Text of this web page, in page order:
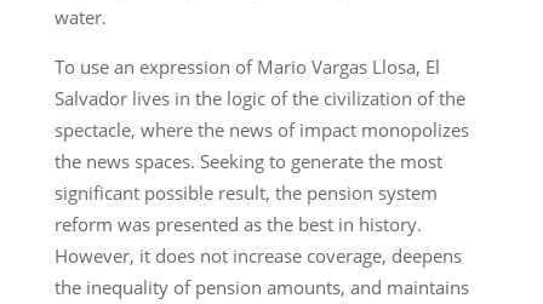
water.
To use an expression of Mario Vargas Llosa, El
Salvador lives in the logic of the civilization of the
spectacle, where the news of impact monopolizes
the news spaces. Seeking to generate the most
significant possible result, the pension system
reform was presented as the best in history.
However, it does not increase coverage, deepens
the inequality of pension amounts, and maintains